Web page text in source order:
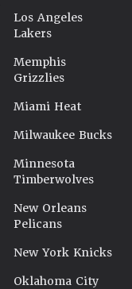
Los Angeles
Lakers
Memphis
Grizzlies
Miami Heat
Milwaukee Bucks
Minnesota
Timberwolves
New Orleans
Pelicans
New York Knicks
Oklahoma City